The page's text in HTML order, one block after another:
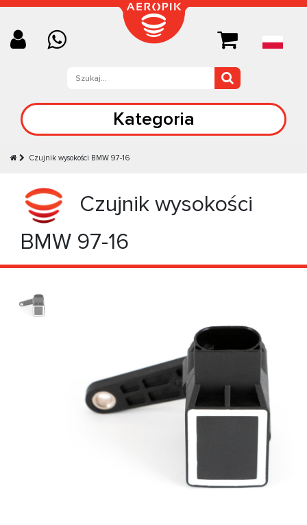
Kategoria
Czujnik wysokości BMW 97-16
Czujnik wysokości
BMW 97-16